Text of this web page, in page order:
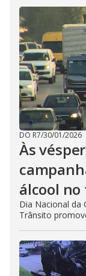
DO R7/30/01/2026
Às
álcool
Dia Nacional da
Trânsito